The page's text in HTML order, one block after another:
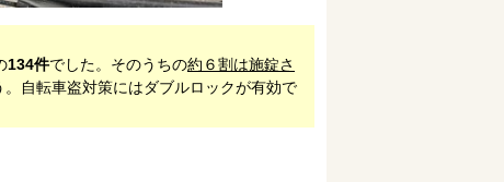
134件でした。そのうちの約６割は施錠さ
自転車盗対策にはダブルロックが有効で